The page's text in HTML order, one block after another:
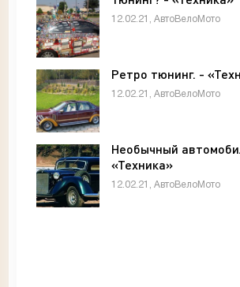
12.02.21, АвтоВелоМото
Ретро тюнинг. -
12.02.21, АвтоВелоМото
Необычный
«Техника»
12.02.21, АвтоВелоМото